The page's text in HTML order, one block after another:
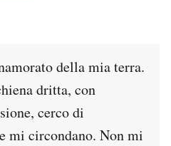
della mia terra.
dritta, con
cerco di
mi circondano. Non mi